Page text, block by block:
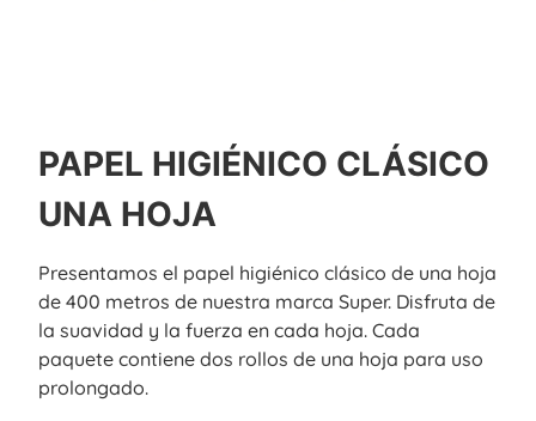
PAPEL HIGIÉNICO CLÁSICO
UNA HOJA
Presentamos el papel higiénico clásico de una hoja
de 400 metros de nuestra marca Super. Disfruta de
la suavidad y la fuerza en cada hoja. Cada
paquete contiene dos rollos de una hoja para uso
prolongado.